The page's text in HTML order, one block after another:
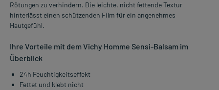
Rötungen zu verhindern. Die leichte, nicht fettende Textur
hinterlässt einen schützenden Film für ein angenehmes
Hautgefühl.
Ihre Vorteile mit dem Vichy Homme Sensi-Balsam im
Überblick
24h Feuchtigkeitseffekt
Fettet und klebt nicht